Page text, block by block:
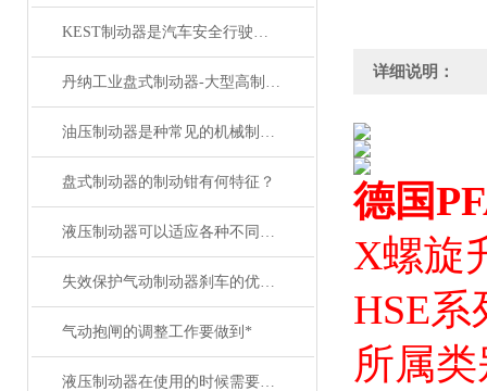
KEST制动器是汽车安全行驶中不可少的重要部件
丹纳工业盘式制动器-大型高制动力液压刹车
油压制动器是种常见的机械制动装置
盘式制动器的制动钳有何特征？
液压制动器可以适应各种不同的工作环境和温度条件
失效保护气动制动器刹车的优势特点，您都知道吗？
气动抱闸的调整工作要做到*
液压制动器在使用的时候需要注意什么问题呢？
详细说明：
德国
X螺旋
HSE
所属